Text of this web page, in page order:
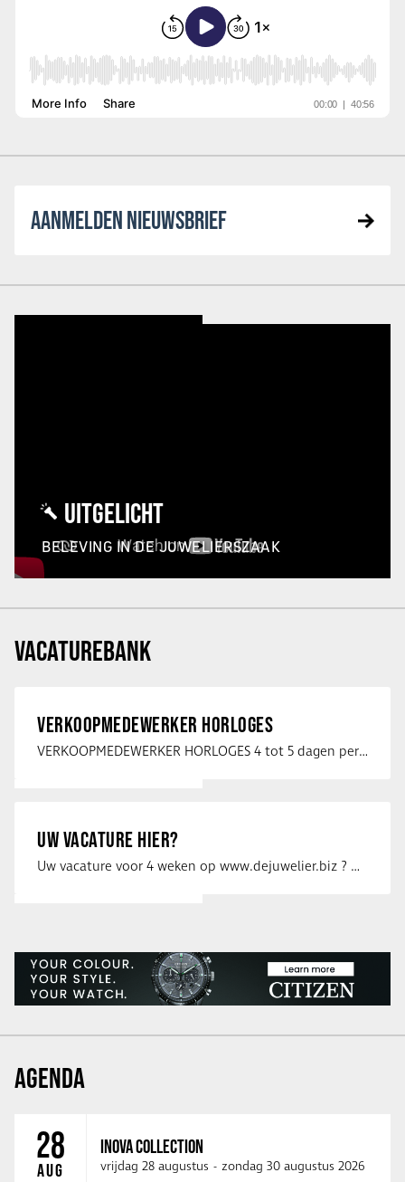
AANMELDEN NIEUWSBRIEF
UITGELICHT
BELEVING IN DE JUWELIERSZAAK
VACATUREBANK
VERKOOPMEDEWERKER HORLOGES
VERKOOPMEDEWERKER HORLOGES 4 tot 5 dagen per week Heb jij een passie voor …
UW VACATURE HIER?
Uw vacature voor 4 weken op www.dejuwelier.biz ? Neem dan contact op met …
AGENDA
28
AUG
INOVA COLLECTION
vrijdag 28 augustus - zondag 30 augustus 2026